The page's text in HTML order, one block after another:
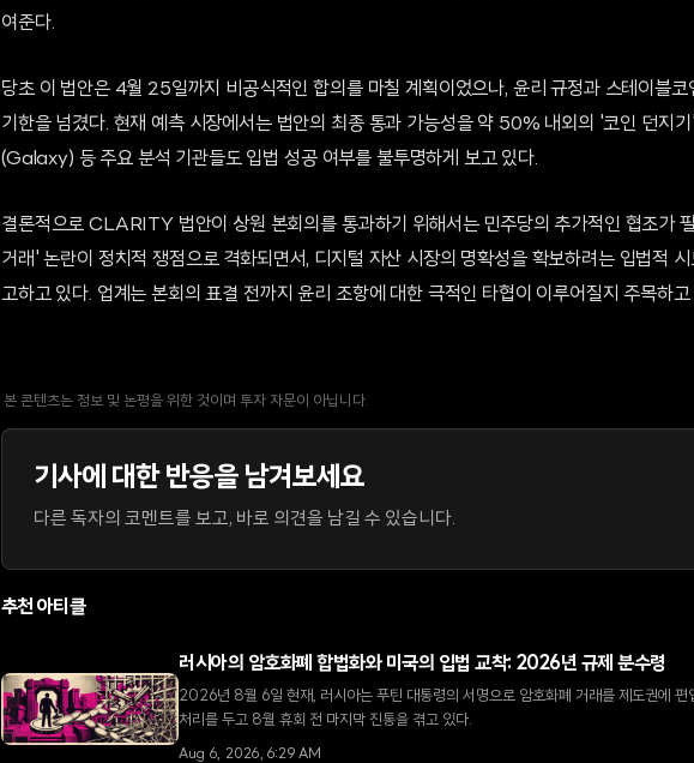
여준다.
당초 이 법안은 4월 25일까지 비공식적인 합의를 마칠 계획이었으나, 윤리 규정과 스테이블
기한을 넘겼다. 현재 예측 시장에서는 법안의 최종 통과 가능성을 약 50% 내외의 '코인 던지
(Galaxy) 등 주요 분석 기관들도 입법 성공 여부를 불투명하게 보고 있다.
결론적으로 CLARITY 법안이 상원 본회의를 통과하기 위해서는 민주당의 추가적인 협조가
거래' 논란이 정치적 쟁점으로 격화되면서, 디지털 자산 시장의 명확성을 확보하려는 입법적
고하고 있다. 업계는 본회의 표결 전까지 윤리 조항에 대한 극적인 타협이 이루어질지 주목하고
본 콘텐츠는 정보 및 논평을 위한 것이며 투자 자문이 아닙니다.
기사에 대한 반응을 남겨보세요
다른 독자의 코멘트를 보고, 바로 의견을 남길 수 있습니다.
추천 아티클
러시아의 암호화폐 합법화와 미국의 입법 교착: 2026년 규제 분수령
2026년 8월 6일 현재, 러시아는 푸틴 대통령의 서명으로 암호화폐 거래를 제도권에 편
처리를 두고 8월 휴회 전 마지막 진통을 겪고 있다.
Aug 6, 2026, 6:29 AM